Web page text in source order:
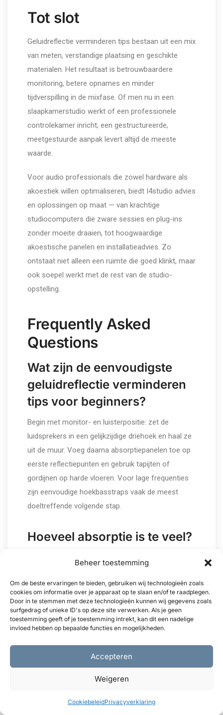
Beheer toestemming
Om de beste ervaringen te bieden, gebruiken wij technologieën zoals
cookies om informatie over je apparaat op te slaan en/of te raadplegen.
Door in te stemmen met deze technologieën kunnen wij gegevens zoals
surfgedrag of unieke ID's op deze site verwerken. Als je geen
toestemming geeft of je toestemming intrekt, kan dit een nadelige
invloed hebben op bepaalde functies en mogelijkheden.
Accepteren
Weigeren
CookiebeleidPrivacyverklaring
Tot slot
Geluidreflectie verminderen tips bestaan uit een mix
van meten, verstandige plaatsing en geschikte
materialen. Het resultaat is betrouwbaardere
monitoring, betere opnames en minder
tijdverspilling in de mixfase. Of men nu in een
slaapkamerstudio werkt of een professionele
controlekamer inricht, een gestructureerde,
meetgestuurde aanpak levert altijd de meeste
waarde.
Voor audio professionals die zowel hardware als
akoestiek willen optimaliseren, biedt I4studio advies
en oplossingen op maat — van krachtige
studiocomputers die zware sessies en plug-ins
zonder moeite draaien, tot hoogwaardige
akoestische panelen en installatieadvies. Zo
ontstaat niet alleen een ruimte die goed klinkt, maar
ook soepel werkt met de rest van de studio-
opstelling.
Frequently Asked
Questions
Wat zijn de eenvoudigste
geluidreflectie verminderen
tips voor beginners?
Begin met monitor- en luisterpositie: zet de
luidsprekers in een gelijkzijdige driehoek en haal ze
uit de muur. Voeg daarna absorptiepanelen toe op
eerste reflectiepunten en gebruik tapijten of
gordijnen op harde vloeren. Voor lage frequenties
zijn eenvoudige hoekbasstraps vaak de meest
doeltreffende volgende stap.
Hoeveel absorptie is te veel?
Als een kamer onnatuurlijk droog en levenloos
waarschijnlijk te veel absorptie. Doel voor een
balans: controleer met referentietracks en meet
RT60. Controlekamers hebben meestal korte RT60,
maar geen volledig gedempte geluiden. Voeg
kamer te droog wordt.
Werkt elektronische
kamercorrectie zonder